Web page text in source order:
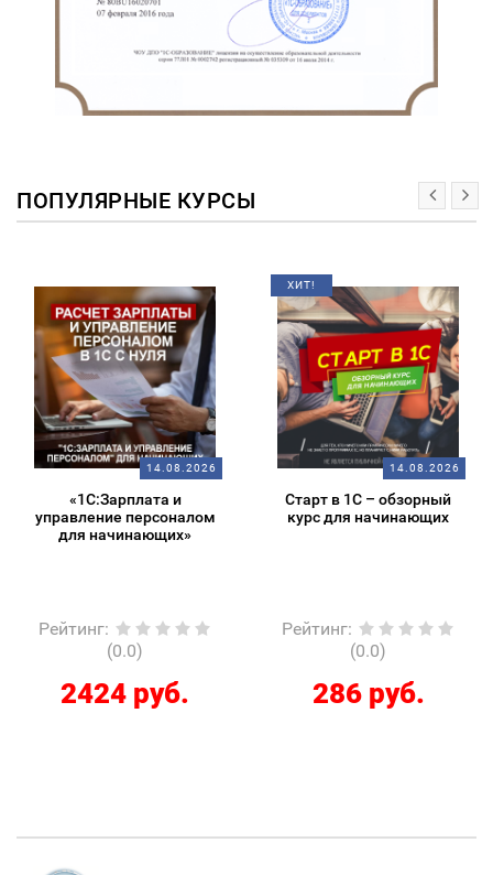
ПОПУЛЯРНЫЕ КУРСЫ
14.08.2026
«1С:Зарплата и
управление персоналом
для начинающих»
Рейтинг:
(0.0)
2424 руб.
ХИТ!
14.08.2026
Старт в 1С – обзорный
курс для начинающих
Рейтинг:
(0.0)
286 руб.